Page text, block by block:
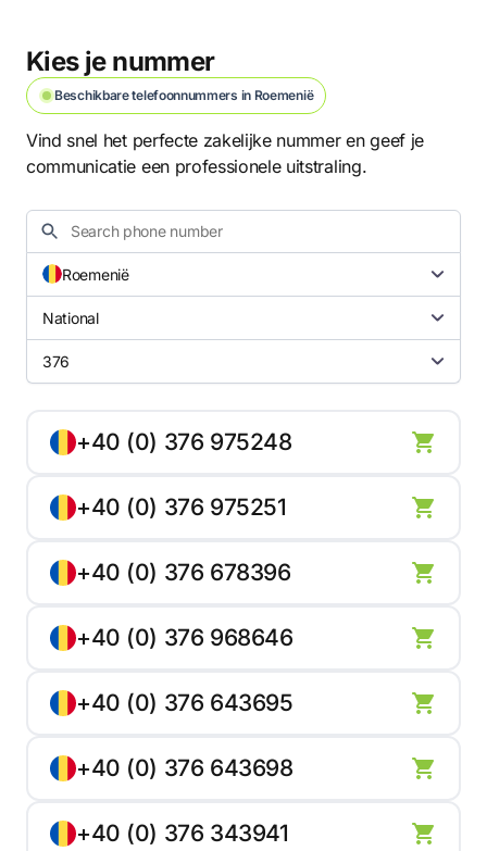
Kies je nummer
Beschikbare telefoonnummers in Roemenië
Vind snel het perfecte zakelijke nummer en geef je
communicatie een professionele uitstraling.
Roemenië
National
376
+40 (0) 376 975248
+40 (0) 376 975251
+40 (0) 376 678396
+40 (0) 376 968646
+40 (0) 376 643695
+40 (0) 376 643698
+40 (0) 376 343941